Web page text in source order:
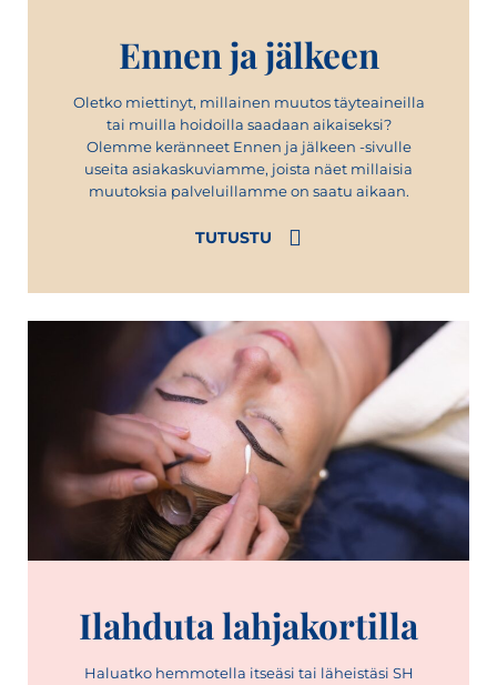
Ennen ja jälkeen
Oletko miettinyt, millainen muutos täyteaineilla
tai muilla hoidoilla saadaan aikaiseksi?
Olemme keränneet Ennen ja jälkeen -sivulle
useita asiakaskuviamme, joista näet millaisia
muutoksia palveluillamme on saatu aikaan.
TUTUSTU
Ilahduta lahjakortilla
Haluatko hemmotella itseäsi tai läheistäsi SH